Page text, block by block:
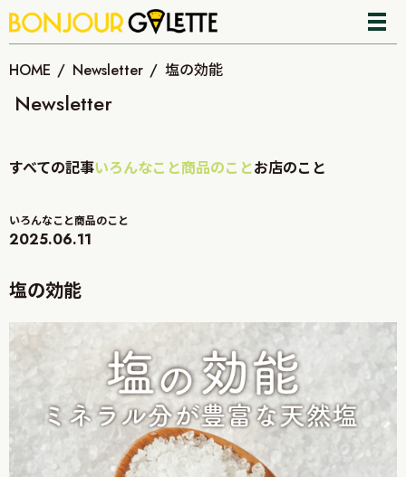
HOME Newsletter 塩の効能
Newsletter
すべての記事いろんなこと商品のことお店のこと
いろんなこと商品のこと
2025.06.11
塩の効能